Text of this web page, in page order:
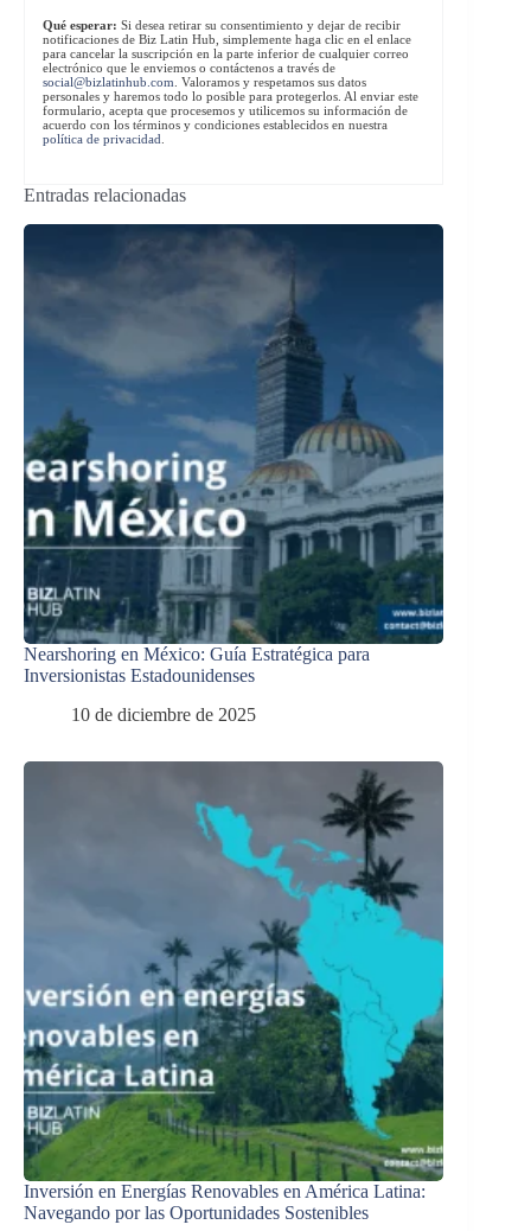
Qué esperar: Si desea retirar su consentimiento y dejar de recibir
notificaciones de Biz Latin Hub, simplemente haga clic en el enlace
para cancelar la suscripción en la parte inferior de cualquier correo
electrónico que le enviemos o contáctenos a través de
social@bizlatinhub.com . Valoramos y respetamos sus datos
personales y haremos todo lo posible para protegerlos. Al enviar este
formulario, acepta que procesemos y utilicemos su información de
acuerdo con los términos y condiciones establecidos en nuestra
política de privacidad
Entradas relacionadas
Nearshoring en México: Guía Estratégica para
Inversionistas Estadounidenses
10 de diciembre de 2025
Inversión en Energías Renovables en América Latina:
Navegando por las Oportunidades Sostenibles